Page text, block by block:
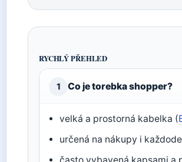
RYCHLÝ PŘEHLED
1 Co je torebka shopper?
velká a prostorná kabelka (
určená na nákupy i
často vybavená kapsami a